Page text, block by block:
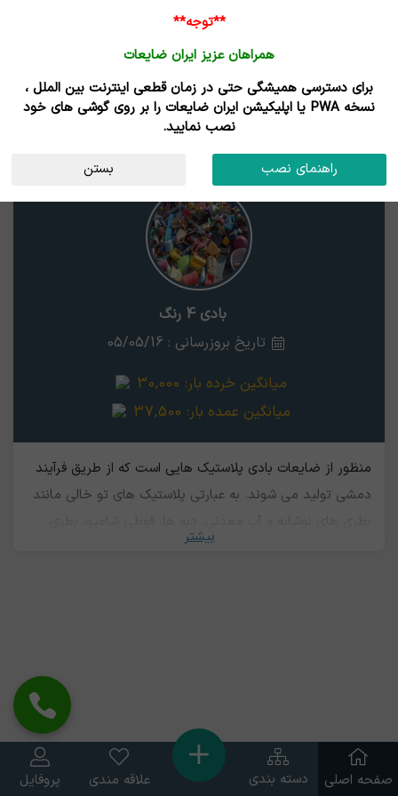
قیمت روز خریداران فروشندگان
نتایج جستجوی قیمت
کهکیلویه و بویر احمد
بادی 4 رنگ
تاریخ بروزرسانی : 05/05/16
میانگین خرده بار: 30,000
میانگین عمده بار: 37,500
منظور از ضایعات بادی پلاستیک هایی است که از طریق فرآیند
دمشی تولید مي شوند. به عبارتی پلاستیک های تو خالی مانند
های شیر پلاستیک بادی هستند. نام این پلاستیک ها از روش
بادی قابل بازیافت هستند. حال اگر این ضایعات شامل رنگ
های مختلف باشد به بادی چهار رنگ معروف بوده و ارزش
کمتری نسبت به نوع بی رنگ و تک‌رنگ رنگ خواهد داشت.
بیشتر
**توجه**
همراهان عزیز ایران ضایعات
برای دسترسی همیشگی حتی در زمان قطعی اینترنت بین الملل ،
نسخه PWA یا اپلیکیشن ایران ضایعات را بر روی گوشی های خود
نصب نمایید.
راهنمای نصب بستن
صفحه اصلی دسته بندی علاقه مندی پروفایل